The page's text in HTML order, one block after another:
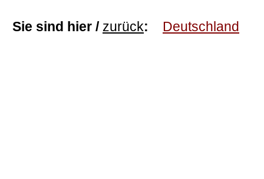
Sie sind hier / zurück: Deutschland